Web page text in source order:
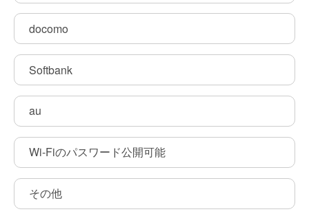
docomo
Softbank
au
Wi-Fiのパスワード公開可能
その他